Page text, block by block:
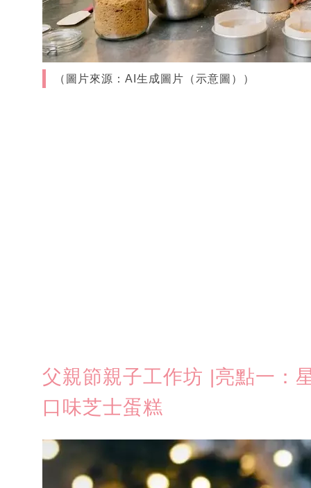
（圖片來源：AI生成圖片（示意圖））
父親節親子工作坊 |亮點一：
口味芝士蛋糕